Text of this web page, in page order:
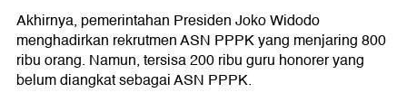
Akhirnya, pemerintahan Presiden Joko Widodo
menghadirkan rekrutmen ASN PPPK yang menjaring 800
ribu orang. Namun, tersisa 200 ribu guru honorer yang
belum diangkat sebagai ASN PPPK.